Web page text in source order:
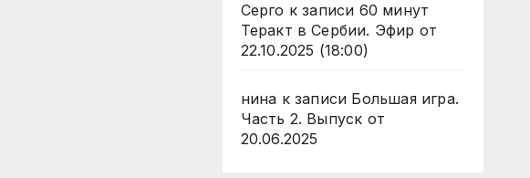
Серго к записи 60 минут
Теракт в Сербии. Эфир от
22.10.2025 (18:00)
нина к записи Большая игра.
Часть 2. Выпуск от
20.06.2025